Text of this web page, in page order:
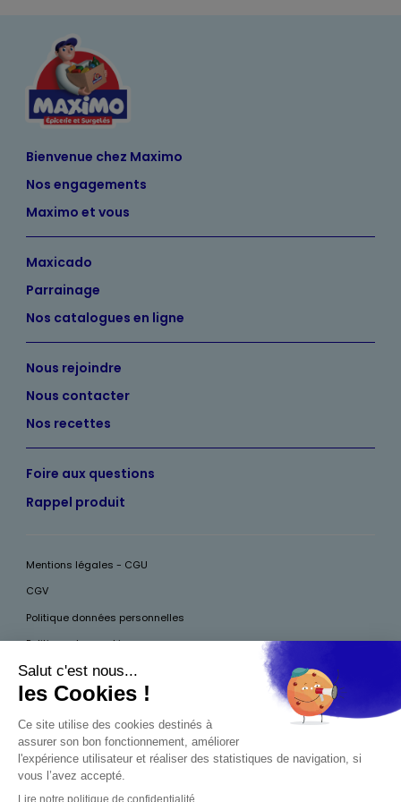
Bienvenue chez Maximo
Nos engagements
Maximo et vous
Maxicado
Parrainage
Nos catalogues en ligne
Nous rejoindre
Nous contacter
Nos recettes
Foire aux questions
Rappel produit
Mentions légales - CGU
CGV
Politique données personnelles
Politique des cookies
Accessibilité
Pour votre santé, mangez au moins cinq fruits et légumes par jour, plus
d’infos surwww.mangerbouger.fr